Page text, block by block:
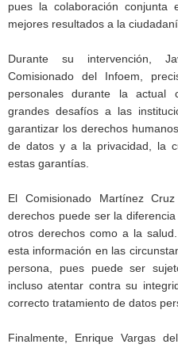
pues la colaboración
mejores resultados a la
Durante su intervención,
Comisionado del Infoem,
personales durante la actual
grandes desafíos a las
garantizar los derechos
de datos y a la privacidad, la
estas garantías.
El Comisionado Martínez
derechos puede ser la
otros derechos como a la
esta información en las
persona, pues puede ser
incluso atentar contra su
correcto tratamiento de datos
Finalmente, Enrique Vargas